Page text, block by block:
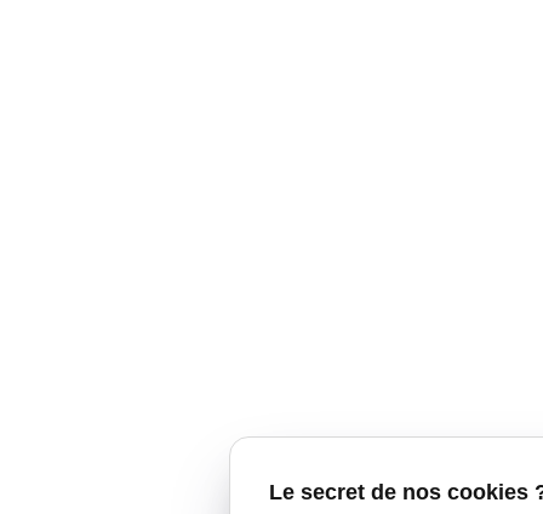
Le secret de nos cookies